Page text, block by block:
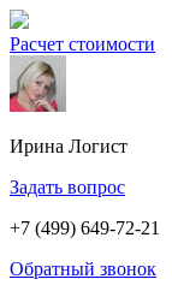
Расчет стоимости
Ирина Логист
Задать вопрос
+7 (499) 649-72-21
Обратный звонок